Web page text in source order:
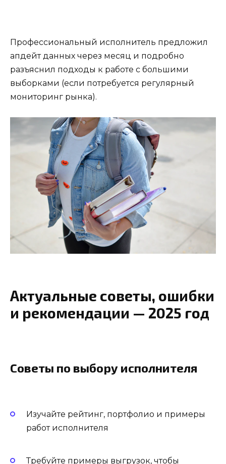
Профессиональный исполнитель предложил
апдейт данных через месяц и подробно
разъяснил подходы к работе с большими
выборками (если потребуется регулярный
мониторинг рынка).
Актуальные советы, ошибки
и рекомендации — 2025 год
Советы по выбору исполнителя
Изучайте рейтинг, портфолио и примеры
работ исполнителя
Требуйте примеры выгрузок, чтобы